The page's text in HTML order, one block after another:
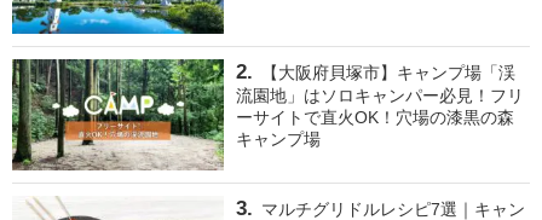
【大阪府貝塚市】キャンプ場「渓
流園地」はソロキャンパー必見！フリ
ーサイトで直火OK！穴場の漆黒の森
キャンプ場
マルチグリドルレシピ7選｜キャン